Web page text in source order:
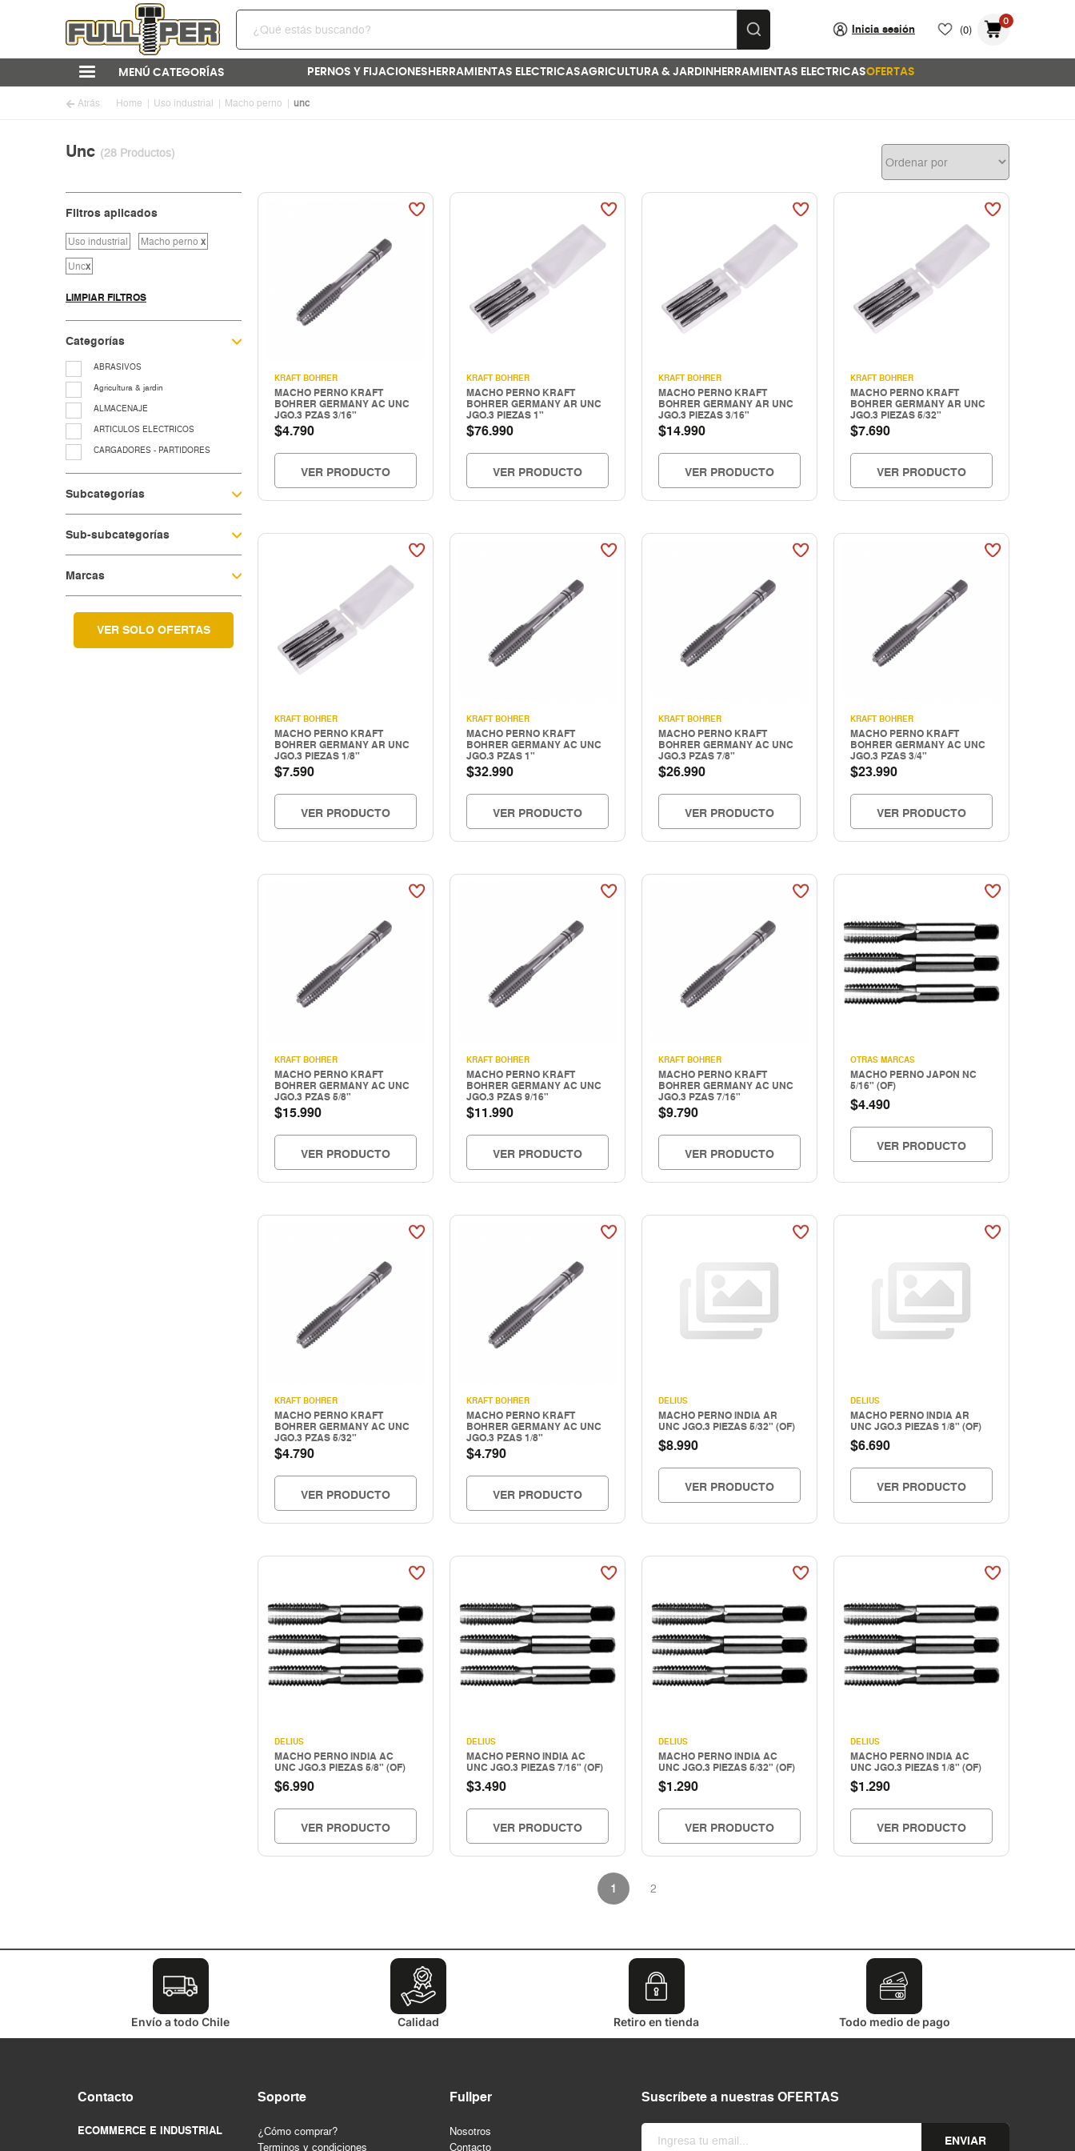
Inicia sesión (0)
0
MENÚ CATEGORÍAS PERNOS Y FIJACIONES HERRAMIENTAS ELECTRICASAGRICULTURA & JARDIN HERRAMIENTAS ELECTRICASOFERTAS
Atrás Home Uso industrial Macho perno unc
Unc (28 Productos)
Filtros aplicados
Uso industrial Macho perno x
Uncx
LIMPIAR FILTROS
Categorías
ABRASIVOS
Agricultura & jardin
ALMACENAJE
ARTICULOS ELECTRICOS
CARGADORES - PARTIDORES
CERRAJERIA
Cocina & menaje
COMPRESORES - EQUIPOS AIRE
EQUIP. LUBRIC.-CONTROL FLUIDO
EQUIP.LEVANTE ELEV.Y TRASLACIO
EQUIPAMIENTO TALLER Y
Fitting galvanizado
HERRAMIENTAS A COMBUSTION
Subcategorías
Sub-subcategorías
Marcas
VER SOLO OFERTAS
KRAFT BOHRER
MACHO PERNO KRAFT
BOHRER GERMANY AC UNC
JGO.3 PZAS 3/16"
$4.790
VER PRODUCTO
KRAFT BOHRER
MACHO PERNO KRAFT
BOHRER GERMANY AR UNC
JGO.3 PIEZAS 1"
$76.990
VER PRODUCTO
KRAFT BOHRER
MACHO PERNO KRAFT
BOHRER GERMANY AR UNC
JGO.3 PIEZAS 3/16"
$14.990
VER PRODUCTO
KRAFT BOHRER
MACHO PERNO KRAFT
BOHRER GERMANY AR UNC
JGO.3 PIEZAS 5/32"
$7.690
VER PRODUCTO
KRAFT BOHRER
MACHO PERNO KRAFT
BOHRER GERMANY AR UNC
JGO.3 PIEZAS 1/8"
$7.590
VER PRODUCTO
KRAFT BOHRER
MACHO PERNO KRAFT
BOHRER GERMANY AC UNC
JGO.3 PZAS 1"
$32.990
VER PRODUCTO
KRAFT BOHRER
MACHO PERNO KRAFT
BOHRER GERMANY AC UNC
JGO.3 PZAS 7/8"
$26.990
VER PRODUCTO
KRAFT BOHRER
MACHO PERNO KRAFT
BOHRER GERMANY AC UNC
JGO.3 PZAS 3/4"
$23.990
VER PRODUCTO
KRAFT BOHRER
MACHO PERNO KRAFT
BOHRER GERMANY AC UNC
JGO.3 PZAS 5/8"
$15.990
VER PRODUCTO
KRAFT BOHRER
MACHO PERNO KRAFT
BOHRER GERMANY AC UNC
JGO.3 PZAS 9/16"
$11.990
VER PRODUCTO
KRAFT BOHRER
MACHO PERNO KRAFT
BOHRER GERMANY AC UNC
JGO.3 PZAS 7/16"
$9.790
VER PRODUCTO
OTRAS MARCAS
MACHO PERNO JAPON NC
5/16" (OF)
$4.490
VER PRODUCTO
KRAFT BOHRER
MACHO PERNO KRAFT
BOHRER GERMANY AC UNC
JGO.3 PZAS 5/32"
$4.790
VER PRODUCTO
KRAFT BOHRER
MACHO PERNO KRAFT
BOHRER GERMANY AC UNC
JGO.3 PZAS 1/8"
$4.790
VER PRODUCTO
DELIUS
MACHO PERNO INDIA AR
UNC JGO.3 PIEZAS 5/32" (OF)
$8.990
VER PRODUCTO
DELIUS
MACHO PERNO INDIA AR
UNC JGO.3 PIEZAS 1/8" (OF)
$6.690
VER PRODUCTO
DELIUS
MACHO PERNO INDIA AC
UNC JGO.3 PIEZAS 5/8" (OF)
$6.990
VER PRODUCTO
DELIUS
MACHO PERNO INDIA AC
UNC JGO.3 PIEZAS 7/16" (OF)
$3.490
VER PRODUCTO
DELIUS
MACHO PERNO INDIA AC
UNC JGO.3 PIEZAS 5/32" (OF)
$1.290
VER PRODUCTO
DELIUS
MACHO PERNO INDIA AC
UNC JGO.3 PIEZAS 1/8" (OF)
$1.290
VER PRODUCTO
1 2
Envío a todo Chile Calidad Retiro en tienda Todo medio de pago
Contacto
ECOMMERCE E INDUSTRIAL
Soporte
¿Cómo comprar?
Terminos y condiciones
Fullper
Nosotros
Contacto
Suscríbete a nuestras OFERTAS
ENVIAR